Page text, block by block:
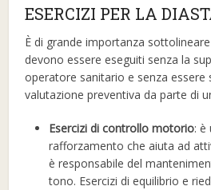
ESERCIZI PER LA
È di grande importanza
devono essere eseguiti senza la
operatore sanitario e senza
valutazione preventiva da parte di
Esercizi di controllo motorio: è
rafforzamento che aiuta ad
è responsabile del
tono. Esercizi di equilibrio e